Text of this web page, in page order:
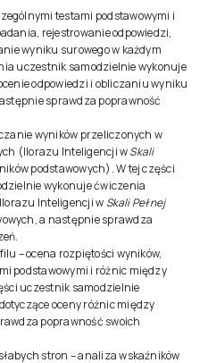
testami podstawowymi i
rejestrowanie odpowiedzi,
wyniku surowego w każdym
uczestnik samodzielnie wykonuje
odpowiedzi i obliczaniu wyniku
sprawdza poprawność
wyników przeliczonych w
(Ilorazu Inteligencji wSkali
podstawowych). W tej części
wykonuje ćwiczenia
Inteligencji w Skali Pełnej
a następnie sprawdza
– ocena rozpiętości wyników,
podstawowymi i różnic między
uczestnik samodzielnie
oceny różnic między
poprawność swoich
stron – analiza wskaźników